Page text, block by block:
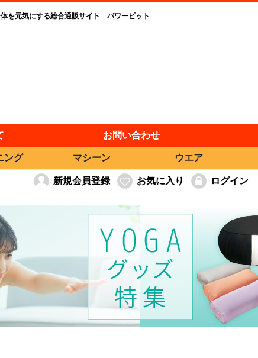
を元気にする総合通販サイト パワーピット
お問い合わせ
ング マシーン ウエア
新規会員登録 お気に入り ログイン